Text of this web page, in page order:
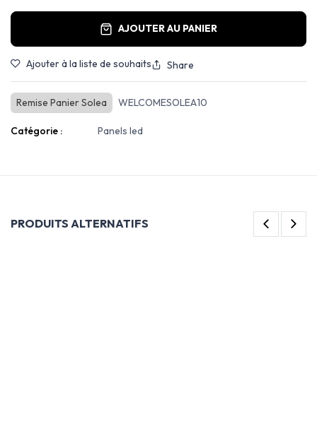
AJOUTER AU PANIER
Ajouter à la liste de souhaits Share
Remise Panier Solea WELCOMESOLEA10
Catégorie : Panels led
PRODUITS ALTERNATIFS